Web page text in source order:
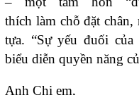
thích làm chỗ đặt
tựa. “Sự yếu đuối
biểu diễn quyền năng
Anh Chị em,